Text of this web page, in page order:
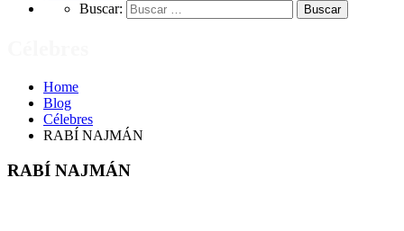
Buscar:
Home
Blog
Célebres
RABÍ NAJMÁN
RABÍ NAJMÁN